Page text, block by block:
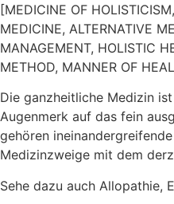
[MEDICINE OF
MEDICINE, ALTERNATIVE
MANAGEMENT, HOLISTIC
METHOD, MANNER OF
Die ganzheitliche Medizin
Augenmerk auf das fein
gehören
Medizinzweige mit dem
Sehe dazu auch Allopathie,